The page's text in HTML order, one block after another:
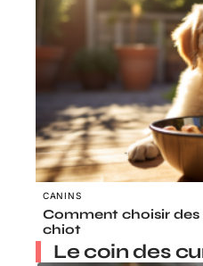
CANINS
Comment choisir
chiot
Le coin des